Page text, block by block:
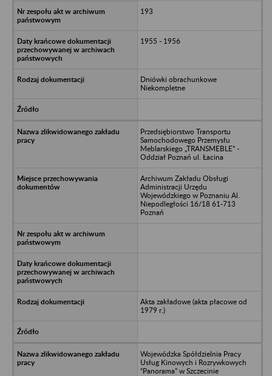
193
1955 - 1956
Dniówki obrachunkowe
Niekompletne
Przedsiębiorstwo Transportu
Samochodowego Przemysłu
Meblarskiego „TRANSMEBLE” -
Oddział Poznań ul. Łacina
Archiwum Zakładu Obsługi
Administracji Urzędu
Wojewódzkiego w Poznaniu Al.
Niepodległości 16/18 61-713
Poznań
Akta zakładowe (akta płacowe od
1979 r.)
Wojewódzka Spółdzielnia Pracy
Usług Kinowych i Rozrywkowych
“Panorama” w Szczecinie